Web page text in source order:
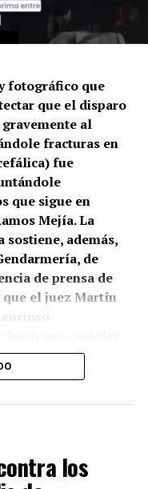
fotográfico que
que el disparo
al
fracturas en
fue
que sigue en
Mejía. La
además,
de
de prensa de
que el juez Martín
Estudios Legales
una
la
para el
los solicitantes la
los